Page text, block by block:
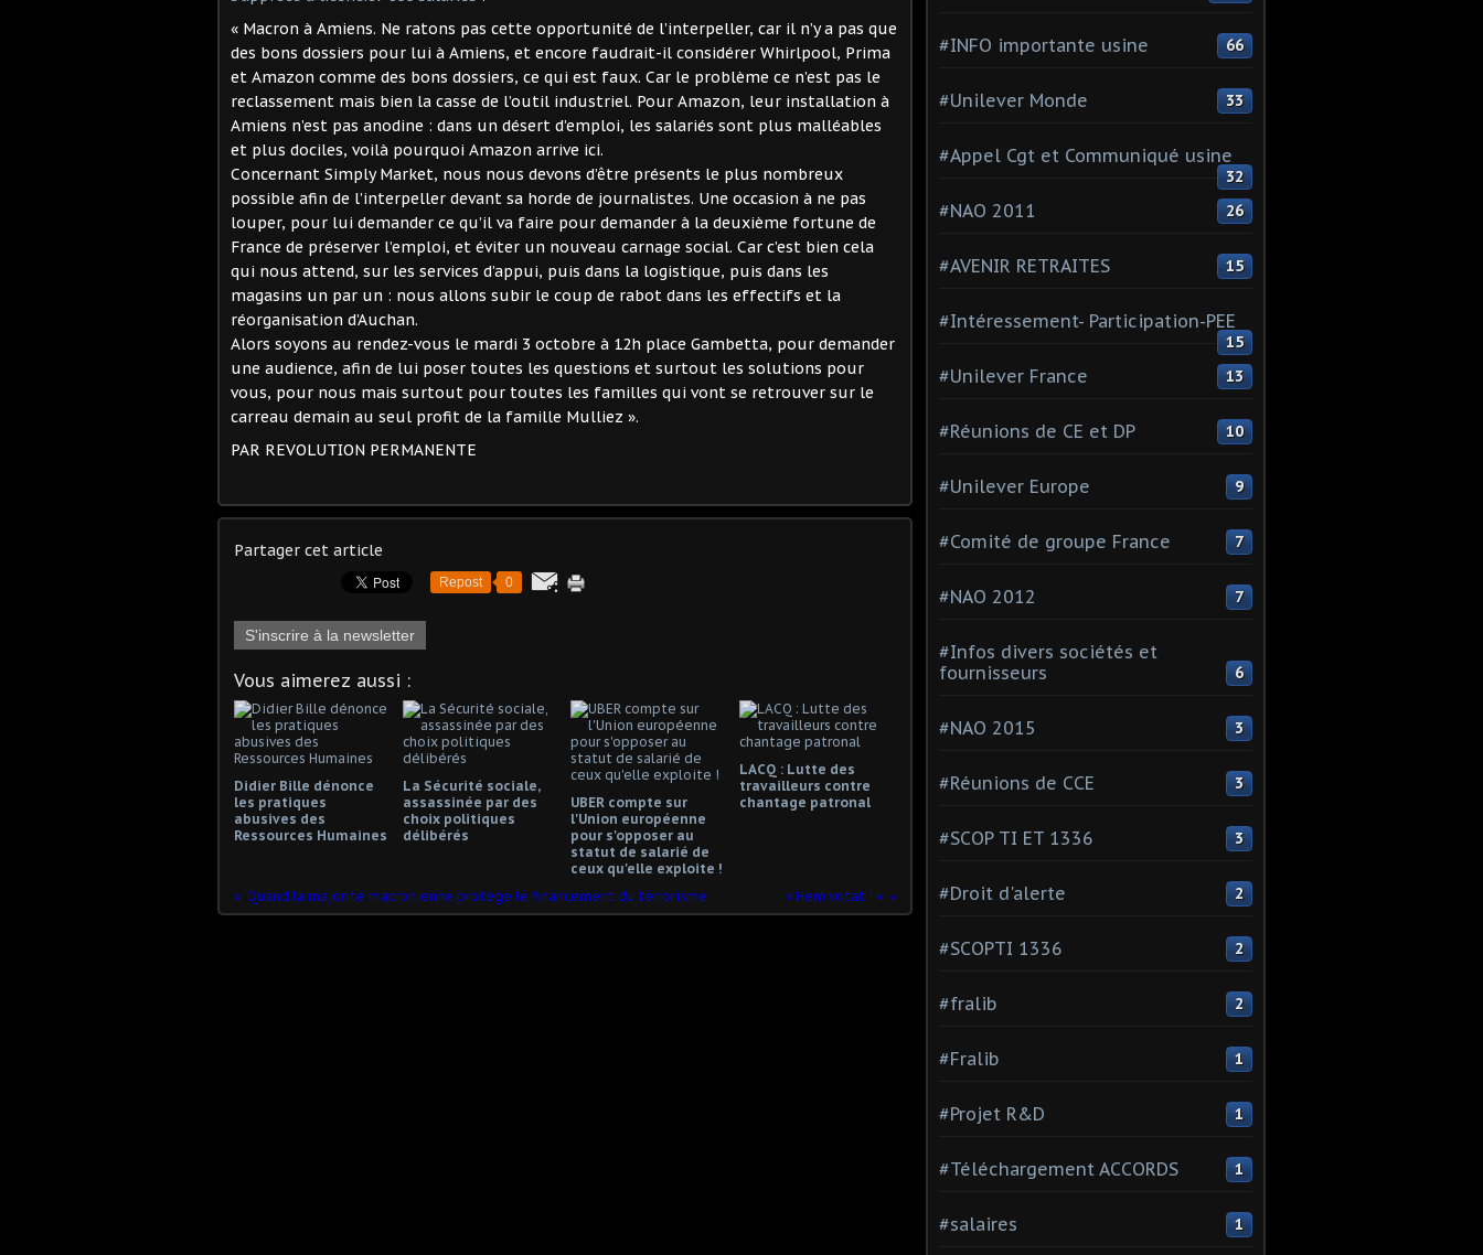
« Macron à Amiens. Ne ratons pas cette opportunité de l’interpeller, car il n’y a pas que
des bons dossiers pour lui à Amiens, et encore faudrait-il considérer Whirlpool, Prima
et Amazon comme des bons dossiers, ce qui est faux. Car le problème ce n’est pas le
reclassement mais bien la casse de l’outil industriel. Pour Amazon, leur installation à
Amiens n’est pas anodine : dans un désert d’emploi, les salariés sont plus malléables
et plus dociles, voilà pourquoi Amazon arrive ici.
Concernant Simply Market, nous nous devons d’être présents le plus nombreux
possible afin de l’interpeller devant sa horde de journalistes. Une occasion à ne pas
louper, pour lui demander ce qu’il va faire pour demander à la deuxième fortune de
France de préserver l’emploi, et éviter un nouveau carnage social. Car c’est bien cela
qui nous attend, sur les services d’appui, puis dans la logistique, puis dans les
magasins un par un : nous allons subir le coup de rabot dans les effectifs et la
réorganisation d’Auchan.
Alors soyons au rendez-vous le mardi 3 octobre à 12h place Gambetta, pour demander
une audience, afin de lui poser toutes les questions et surtout les solutions pour
vous, pour nous mais surtout pour toutes les familles qui vont se retrouver sur le
carreau demain au seul profit de la famille Mulliez ».
PAR REVOLUTION PERMANENTE
Partager cet article
Repost 0
S'inscrire à la newsletter
Vous aimerez aussi :
Didier Bille dénonce
les pratiques
abusives des
Ressources Humaines
La Sécurité sociale,
assassinée par des
choix politiques
délibérés
UBER compte sur
l'Union européenne
pour s'opposer au
statut de salarié de
ceux qu'elle exploite !
LACQ : Lutte des
travailleurs contre
chantage patronal
Quand la majorité macronienne protège le financement du terrorisme « Hem votat ! »
#INFO importante usine 66
#Unilever Monde 33
#Appel Cgt et Communiqué usine
32
#NAO 2011 26
#AVENIR RETRAITES 15
#Intéressement- Participation-PEE
15
#Unilever France 13
#Réunions de CE et DP 10
#Unilever Europe 9
#Comité de groupe France 7
#NAO 2012 7
#Infos divers sociétés et
fournisseurs
6
#NAO 2015 3
#Réunions de CCE 3
#SCOP TI ET 1336 3
#Droit d'alerte 2
#SCOPTI 1336 2
#fralib 2
#Fralib 1
#Projet R&D 1
#Téléchargement ACCORDS 1
#salaires 1